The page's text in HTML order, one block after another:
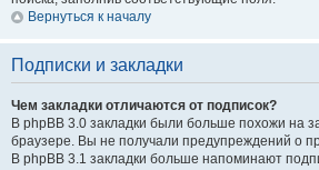
Вернуться к началу
Подписки и закладки
Чем закладки отличаются от подписок?
В phpBB 3.0 закладки были больше похожи на
браузере. Вы не получали предупреждений о
В phpBB 3.1 закладки больше напоминают